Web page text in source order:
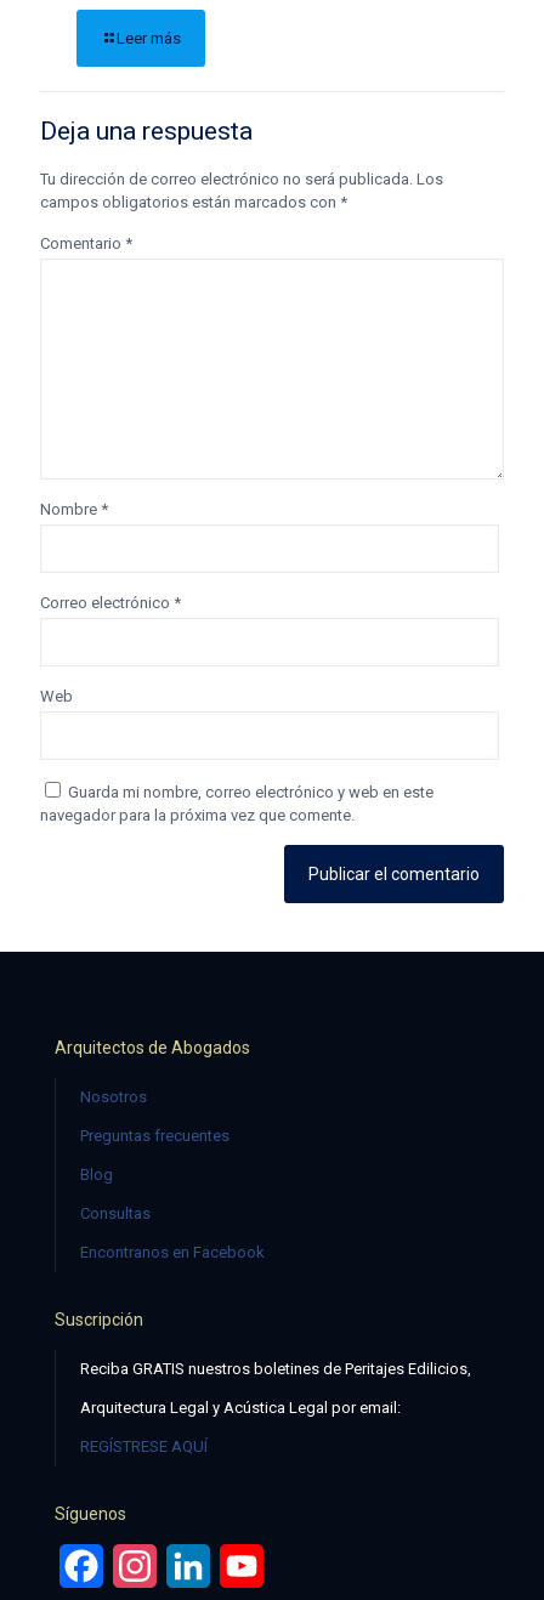
Leer más
Deja una respuesta
Tu dirección de correo electrónico no será publicada. Los
campos obligatorios están marcados con *
Comentario *
Nombre *
Correo electrónico *
Web
Guarda mi nombre, correo electrónico y web en este
navegador para la próxima vez que comente.
Arquitectos de Abogados
Nosotros
Preguntas frecuentes
Blog
Consultas
Encontranos en Facebook
Suscripción
Reciba GRATIS nuestros boletines de Peritajes Edilicios,
Arquitectura Legal y Acústica Legal por email:
REGÍSTRESE AQUÍ
Síguenos
FacebookInstagramLinkedIn